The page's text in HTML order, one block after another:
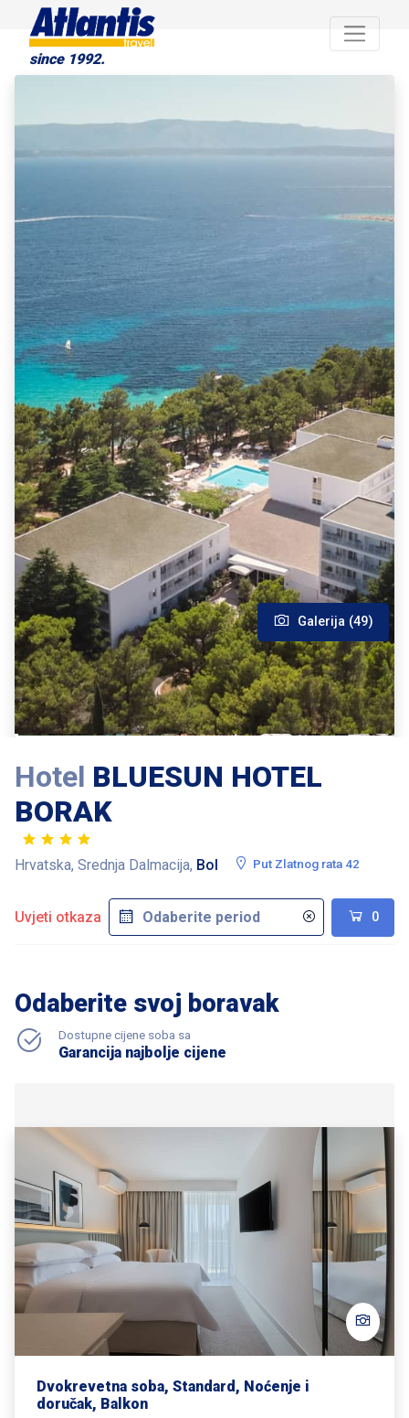
since 1992.
Galerija (49)
Hotel BLUESUN HOTEL
BORAK
Hrvatska, Srednja Dalmacija, Bol Put Zlatnog rata 42
Uvjeti otkaza 0
Odaberite svoj boravak
Dostupne cijene soba sa
Garancija najbolje cijene
Dvokrevetna soba, Standard, Noćenje i
doručak, Balkon